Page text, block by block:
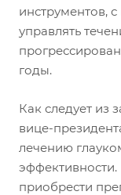
инструментов,
управлять
годы.
Как следует из
вице-
лечению
приобрести